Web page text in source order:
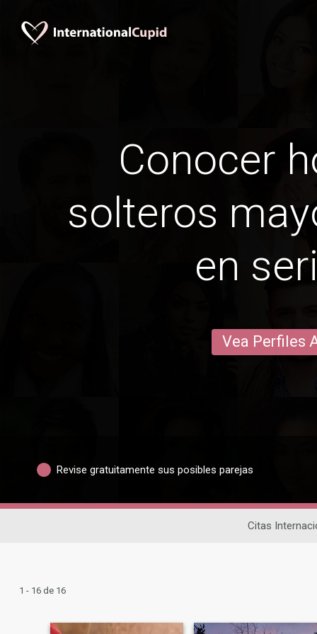
Conocer
solteros
en
Vea Perfiles
Revise gratuitamente sus posibles parejas
Citas
1 - 16 de 16